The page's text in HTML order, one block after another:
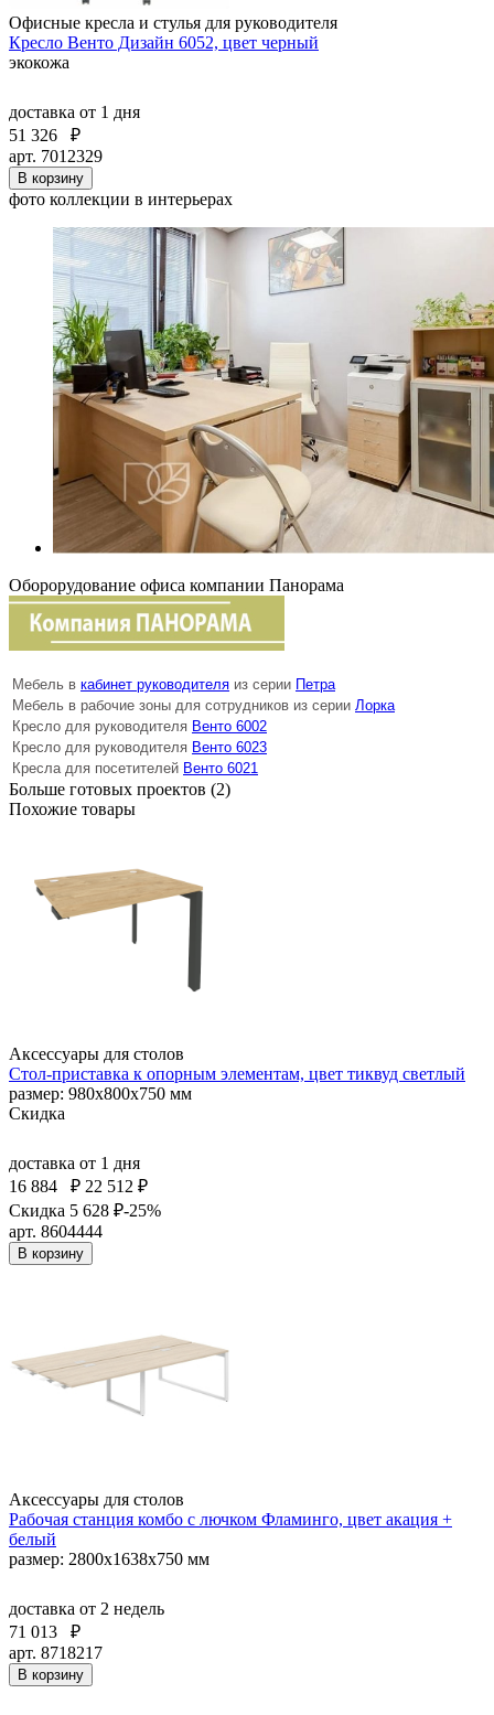
Офисные кресла и стулья для руководителя
Кресло Венто Дизайн 6052, цвет черный
экокожа
доставка от 1 дня
51 326
₽
арт. 7012329
В корзину
фото коллекции в интерьерах
Оборорудование офиса компании Панорама
Мебель в кабинет руководителя из серии Петра
Мебель в рабочие зоны для сотрудников из серии Лорка
Кресло для руководителя Венто 6002
Кресло для руководителя Венто 6023
Кресла для посетителей Венто 6021
Больше готовых проектов (2)
Похожие товары
Аксессуары для столов
Стол-приставка к опорным элементам, цвет тиквуд светлый
размер: 980х800х750 мм
Скидка
доставка от 1 дня
16 884
₽ 22 512 ₽
Скидка 5 628 ₽-25%
арт. 8604444
В корзину
Аксессуары для столов
Рабочая станция комбо с лючком Фламинго, цвет акация +
белый
размер: 2800х1638х750 мм
доставка от 2 недель
71 013
₽
арт. 8718217
В корзину